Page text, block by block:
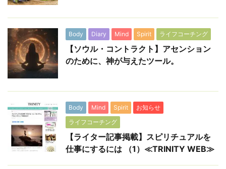
Body Diary Mind Spirit ライフコーチング
【ソウル・コントラクト】アセンション
のために、神が与えたツール。
Body Mind Spirit
お知らせ
ライフコーチング
【ライター記事掲載】スピリチュアルを
仕事にするには （1）≪TRINITY WEB≫